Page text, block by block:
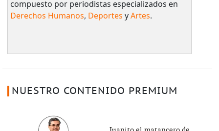
compuesto por periodistas especializados en
Derechos Humanos, Deportes yArtes.
NUESTRO CONTENIDO PREMIUM